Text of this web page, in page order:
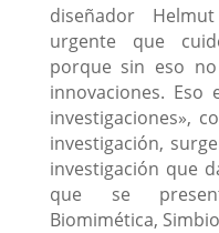
diseñador
urgente que
porque sin eso
innovaciones.
investigaciones»,
investigación,
investigación que
que se
Biomimética,